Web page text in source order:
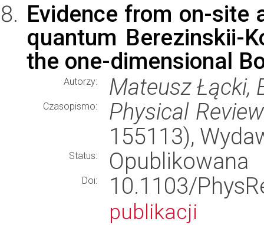
Evidence from on-site
quantum Berezinskii-
the one-dimensional
Autorzy: Mateusz Łącki,
Czasopismo:
Physical
155113),
Status: Opublikowana
Doi: 10.1103/
publikacji